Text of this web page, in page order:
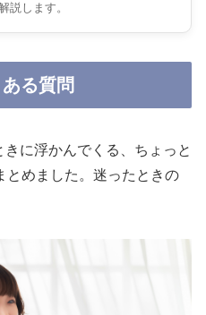
説します。
る質問
に浮かんでくる、ちょっと
とめました。迷ったときの